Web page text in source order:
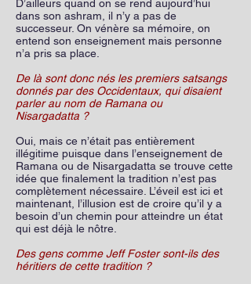
D’ailleurs quand on se rend aujourd’hui
dans son ashram, il n’y a pas de
successeur. On vénère sa mémoire, on
entend son enseignement mais personne
n’a pris sa place.
De là sont donc nés les premiers satsangs
donnés par des Occidentaux, qui disaient
parler au nom de Ramana ou
Nisargadatta ?
Oui, mais ce n’était pas entièrement
illégitime puisque dans l’enseignement de
Ramana ou de Nisargadatta se trouve cette
idée que finalement la tradition n’est pas
complètement nécessaire. L’éveil est ici et
maintenant, l’illusion est de croire qu’il y a
besoin d’un chemin pour atteindre un état
qui est déjà le nôtre.
Des gens comme Jeff Foster sont-ils des
héritiers de cette tradition ?